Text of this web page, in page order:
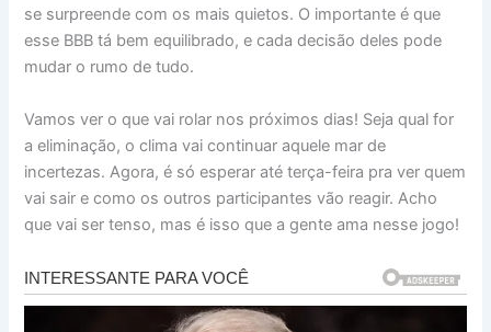
se surpreende com os mais quietos. O importante é que
esse BBB tá bem equilibrado, e cada decisão deles pode
mudar o rumo de tudo.
Vamos ver o que vai rolar nos próximos dias! Seja qual for
a eliminação, o clima vai continuar aquele mar de
incertezas. Agora, é só esperar até terça-feira pra ver quem
vai sair e como os outros participantes vão reagir. Acho
que vai ser tenso, mas é isso que a gente ama nesse jogo!